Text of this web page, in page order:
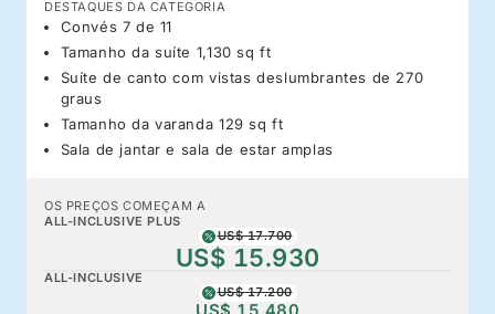
DESTAQUES DA CATEGORIA
Convés 7 de 11
Tamanho da suíte 1,130 sq ft
Suíte de canto com vistas deslumbrantes de 270
graus
Tamanho da varanda 129 sq ft
Sala de jantar e sala de estar amplas
OS PREÇOS COMEÇAM A
ALL-INCLUSIVE PLUS
US$ 17.700
US$ 15.930
ALL-INCLUSIVE
US$ 17.200
US$ 15.480